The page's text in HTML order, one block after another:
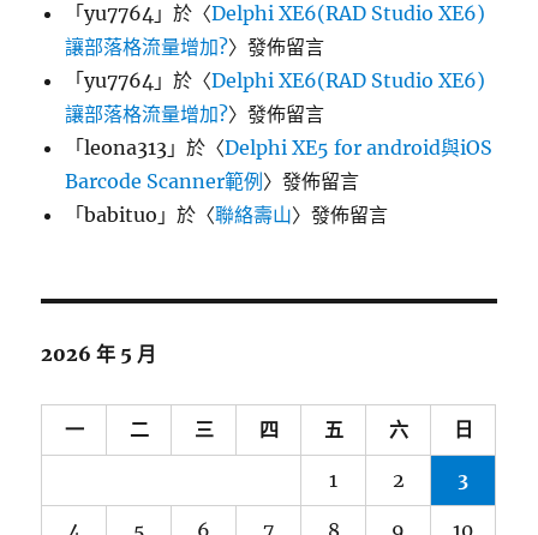
「yu7764 」於〈Delphi XE6(RAD Studio XE6)
讓部落格流量增加?〉發佈留言
「yu7764 」於〈Delphi XE6(RAD Studio XE6)
讓部落格流量增加?〉發佈留言
「leona313 」於〈Delphi XE5 for android與iOS
Barcode Scanner範例 〉發佈留言
「babituo 」於〈聯絡壽山〉發佈留言
2026 年 5 月
一 二 三 四 五 六 日
1 2 3
4 5 6 7 8 9 10